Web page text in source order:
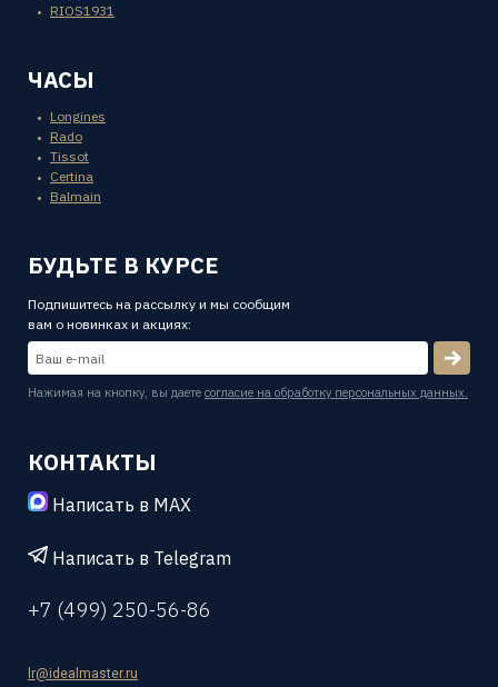
RIOS1931
ЧАСЫ
Longines
Rado
Tissot
Certina
Balmain
БУДЬТЕ В КУРСЕ
Подпишитесь на рассылку и мы сообщим
вам о новинках и акциях:
Нажимая на кнопку, вы даете согласие на обработку персональных данных.
КОНТАКТЫ
Написать в MAX
Написать в Telegram
+7 (499) 250-56-86
lr@idealmaster.ru